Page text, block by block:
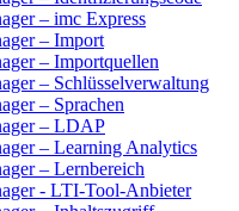
– imc Express
– Import
– Importquellen
– Schlüsselverwaltung
– Sprachen
– LDAP
– Learning Analytics
– Lernbereich
- LTI-Tool-Anbieter